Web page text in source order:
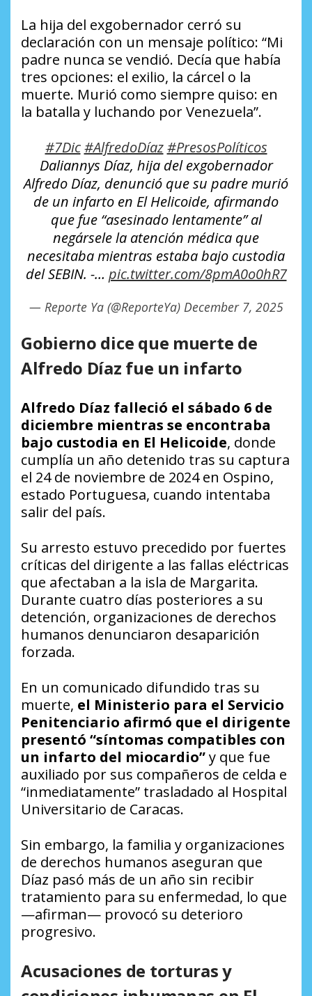
La hija del exgobernador cerró su
declaración con un mensaje político: “Mi
padre nunca se vendió. Decía que había
tres opciones: el exilio, la cárcel o la
muerte. Murió como siempre quiso: en
la batalla y luchando por Venezuela”.
#7Dic #AlfredoDíaz #PresosPolíticos
Daliannys Díaz, hija del exgobernador
Alfredo Díaz, denunció que su padre murió
de un infarto en El Helicoide, afirmando
que fue “asesinado lentamente” al
negársele la atención médica que
necesitaba mientras estaba bajo custodia
del SEBIN. -… pic.twitter.com/8pmA0o0hR7
— Reporte Ya (@ReporteYa) December 7, 2025
Gobierno dice que muerte de
Alfredo Díaz fue un infarto
Alfredo Díaz falleció el sábado 6 de
diciembre mientras se encontraba
bajo custodia en El Helicoide, donde
cumplía un año detenido tras su captura
el 24 de noviembre de 2024 en Ospino,
estado Portuguesa, cuando intentaba
salir del país.
Su arresto estuvo precedido por fuertes
críticas del dirigente a las fallas eléctricas
que afectaban a la isla de Margarita.
Durante cuatro días posteriores a su
detención, organizaciones de derechos
humanos denunciaron desaparición
forzada.
En un comunicado difundido tras su
muerte, el Ministerio para el Servicio
Penitenciario afirmó que el dirigente
presentó “síntomas compatibles con
un infarto del miocardio”y que fue
auxiliado por sus compañeros de celda e
“inmediatamente” trasladado al Hospital
Universitario de Caracas.
Sin embargo, la familia y organizaciones
de derechos humanos aseguran que
Díaz pasó más de un año sin recibir
tratamiento para su enfermedad, lo que
—afirman— provocó su deterioro
progresivo.
Acusaciones de torturas y